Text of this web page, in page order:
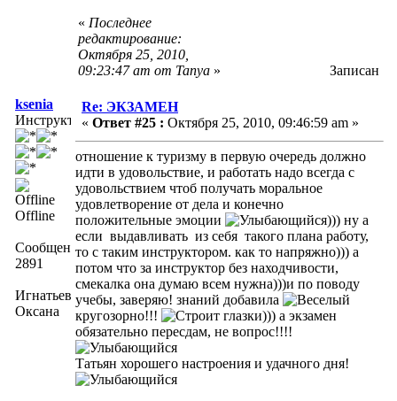
« Последнее
редактирование:
Октября 25, 2010,
09:23:47 am от Tanya » Записан
ksenia
Инструктор
Offline
Сообщений:
2891
Игнатьева
Оксана
Re: ЭКЗАМЕН
« Ответ #25 : Октября 25, 2010, 09:46:59 am »
отношение к туризму в первую очередь должно
идти в удовольствие, и работать надо всегда с
удовольствием чтоб получать моральное
удовлетворение от дела и конечно
положительные эмоции
))) ну а
если выдавливать из себя такого плана работу,
то с таким инструктором. как то напряжно))) а
потом что за инструктор без находчивости,
смекалка она думаю всем нужна)))и по поводу
учебы, заверяю! знаний добавила
кругозорно!!!
))) а экзамен
обязательно пересдам, не вопрос!!!!
Татьян хорошего настроения и удачного дня!